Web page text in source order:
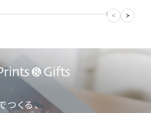
つくる、